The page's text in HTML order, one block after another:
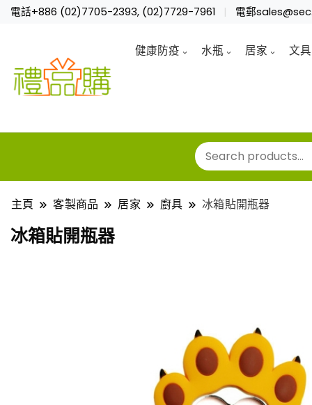
電話+886 (02)7705-2393, (02)7729-7961 電郵
健康防疫 水瓶 居家 文具
主頁 客製商品 居家 廚具 冰箱貼開瓶器
冰箱貼開瓶器